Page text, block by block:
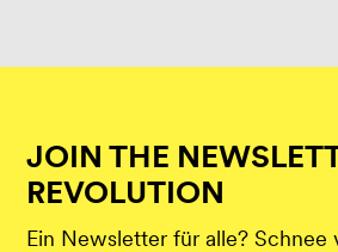
JOIN THE
REVOLUTION
Ein Newsletter für alle? Schnee